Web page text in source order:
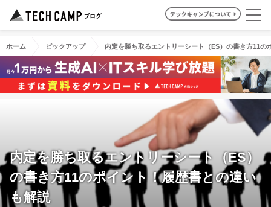
ホーム ピックアップ 内定を勝ち取るエントリーシート（ES）の書き方11の
内定を勝ち取るエントリーシート（ES）
の書き方11のポイント！履歴書との違い
も解説